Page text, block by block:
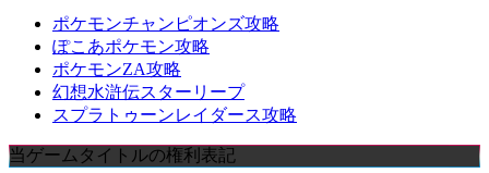
ポケモンチャンピオンズ攻略
ぽこあポケモン攻略
ポケモンZA攻略
幻想水滸伝スターリープ
スプラトゥーンレイダース攻略
当ゲームタイトルの権利表記